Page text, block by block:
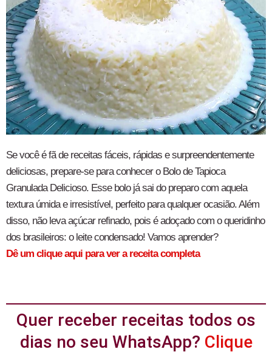
Se você é fã de receitas fáceis, rápidas e surpreendentemente
deliciosas, prepare-se para conhecer o Bolo de Tapioca
Granulada Delicioso. Esse bolo já sai do preparo com aquela
textura úmida e irresistível, perfeito para qualquer ocasião. Além
disso, não leva açúcar refinado, pois é adoçado com o queridinho
dos brasileiros: o leite condensado! Vamos aprender?
Dê um clique aqui para ver a receita completa
Quer receber receitas todos os
dias no seu WhatsApp? Clique